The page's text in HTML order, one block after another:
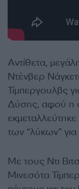
Αντίθετα,
Ντένβερ
Τίμπεργουλβς
Δύσης, αφού η
των “λύκων”
Με τους Ντι
Μινεσότα